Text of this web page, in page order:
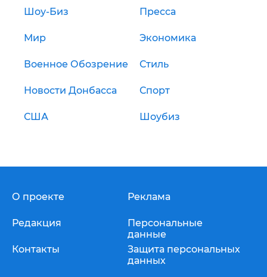
Шоу-Биз Пресса
Мир Экономика
Военное Обозрение Стиль
Новости Донбасса Спорт
США Шоубиз
О проекте
Редакция
Контакты
Реклама
Персональные
данные
Защита персональных
данных